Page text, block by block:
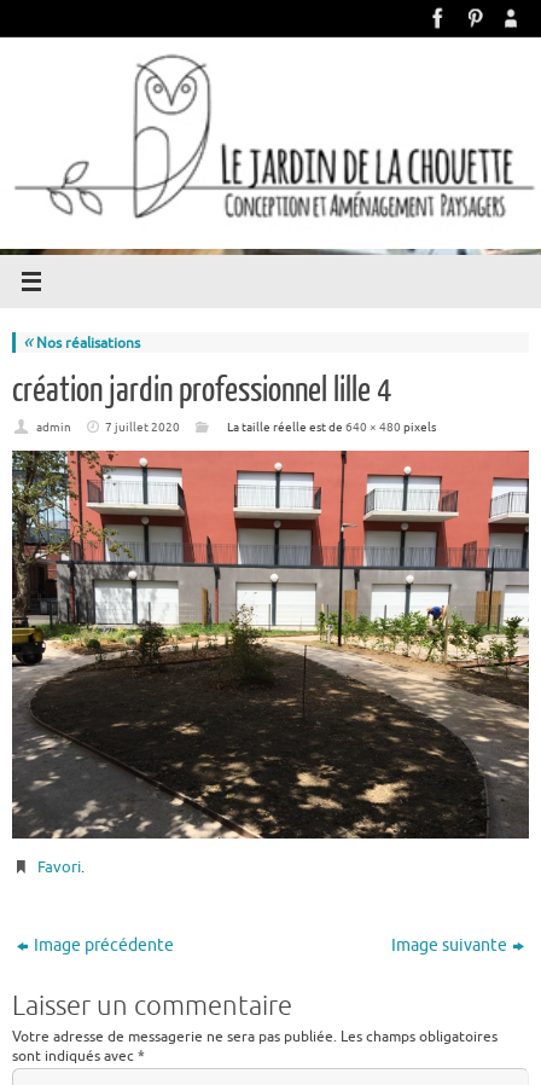
«Nos réalisations
création jardin professionnel lille 4
admin 7 juillet 2020 La taille réelle est de 640 × 480 pixels
Favori.
Image précédente Image suivante
Laisser un commentaire
Votre adresse de messagerie ne sera pas publiée. Les champs obligatoires
sont indiqués avec*